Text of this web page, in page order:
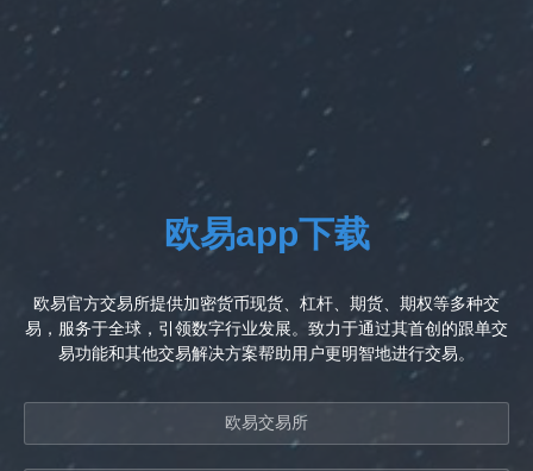
欧易app下载
欧易官方交易所提供加密货币现货、杠杆、期货、期权等多种交
易，服务于全球，引领数字行业发展。致力于通过其首创的跟单交
易功能和其他交易解决方案帮助用户更明智地进行交易。
欧易交易所